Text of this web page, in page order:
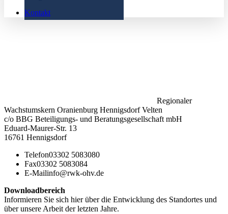
Kontakt
Regionaler
Wachstumskern Oranienburg Hennigsdorf Velten
c/o BBG Beteiligungs- und Beratungsgesellschaft mbH
Eduard-Maurer-Str. 13
16761 Hennigsdorf
Telefon03302 5083080
Fax03302 5083084
E-Mailinfo@rwk-ohv.de
Downloadbereich
Informieren Sie sich hier über die Entwicklung des Standortes und
über unsere Arbeit der letzten Jahre.